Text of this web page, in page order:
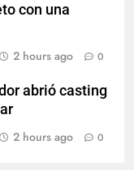
con una
2 hours ago 0
abrió casting
2 hours ago 0